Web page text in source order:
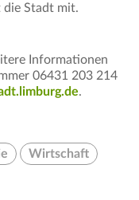
die Stadt mit.
Informationen
06431 203 214
.
Wirtschaft